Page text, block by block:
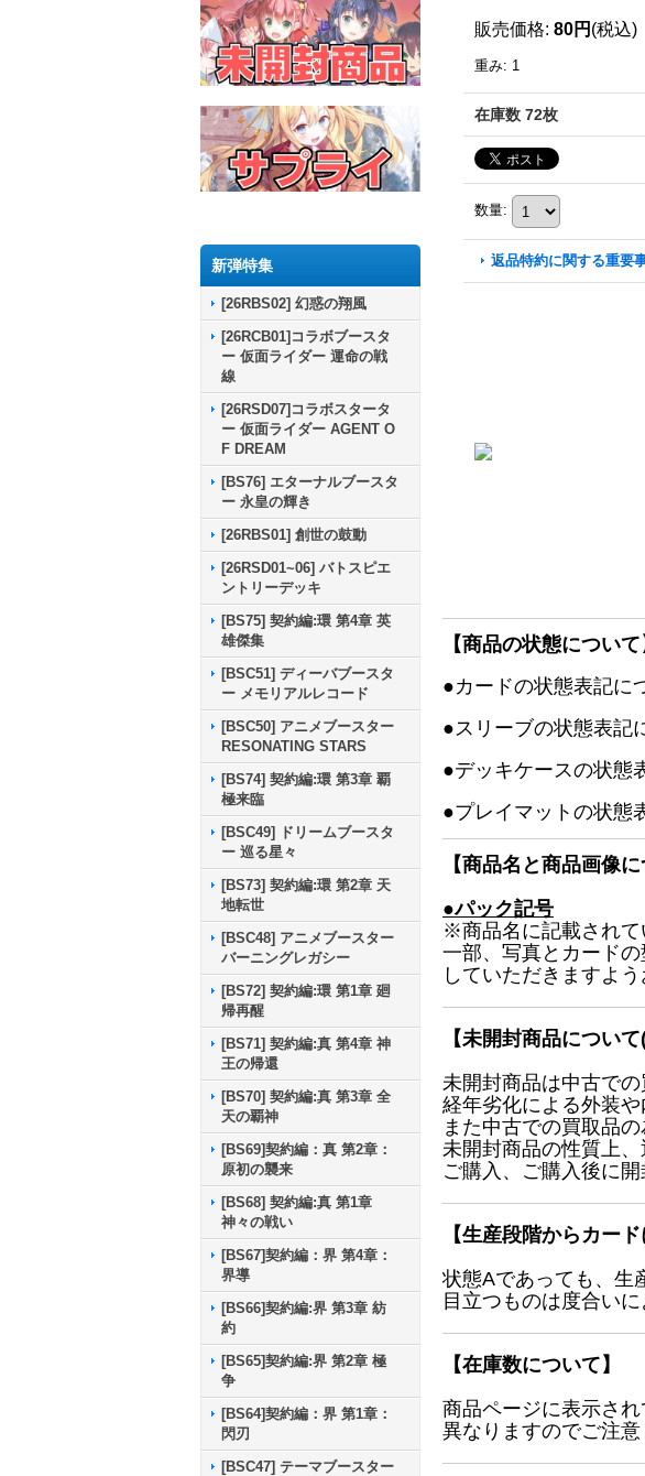
新弾特集
[26RBS02] 幻惑の翔風
[26RCB01]コラボブースタ
ー 仮面ライダー 運命の戦
線
[26RSD07]コラボスタータ
ー 仮面ライダー AGENT O
F DREAM
[BS76] エターナルブースタ
ー 永皇の輝き
[26RBS01] 創世の鼓動
[26RSD01~06] バトスピエ
ントリーデッキ
[BS75] 契約編:環 第4章 英
雄傑集
[BSC51] ディーバブースタ
ー メモリアルレコード
[BSC50] アニメブースター
RESONATING STARS
[BS74] 契約編:環 第3章 覇
極来臨
[BSC49] ドリームブースタ
ー 巡る星々
[BS73] 契約編:環 第2章 天
地転世
[BSC48] アニメブースター
バーニングレガシー
[BS72] 契約編:環 第1章 廻
帰再醒
[BS71] 契約編:真 第4章 神
王の帰還
[BS70] 契約編:真 第3章 全
天の覇神
[BS69]契約編：真 第2章：
原初の襲来
[BS68] 契約編:真 第1章
神々の戦い
[BS67]契約編：界 第4章：
界導
[BS66]契約編:界 第3章 紡
約
[BS65]契約編:界 第2章 極
争
[BS64]契約編：界 第1章：
閃刃
[BSC47] テーマブースター
販売価格: 80円 (税込)
重み: 1
在庫数 72枚
数量:
返品特約に関する重要
【商品の状態について
●カードの状態表記に
●スリーブの状態表記
●デッキケースの状態
●プレイマットの状態
【商品名と商品画像に
●パック記号
※商品名に記載されて
一部、写真とカード
していただきますよ
【未開封商品につい
未開封商品は中古での
経年劣化による外装
また中古での買取品
未開封商品の性質上、
ご購入、ご購入後に
【生産段階からカー
状態Aであっても、生
目立つものは度合い
【在庫数について】
商品ページに表示さ
異なりますのでご注意